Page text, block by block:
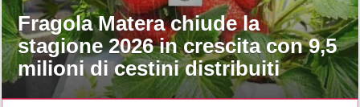
Fragola Matera chiude la
stagione 2026 in crescita con 9,5
milioni di cestini distribuiti